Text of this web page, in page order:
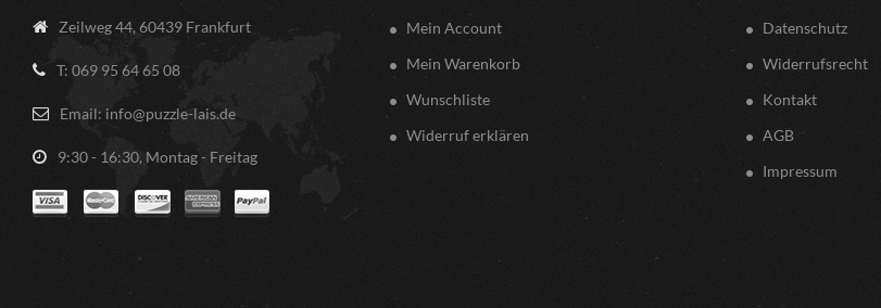
Zeilweg 44, 60439 Frankfurt
T: 069 95 64 65 08
Email: info@puzzle-lais.de
9:30 - 16:30, Montag - Freitag
Mein Account
Mein Warenkorb
Wunschliste
Widerruf erklären
Datenschutz
Widerrufsrecht
Kontakt
AGB
Impressum